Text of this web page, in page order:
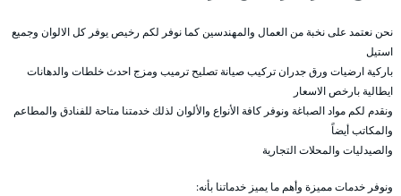
نحن نعتمد على نخبة من العمال والمهندسين كما نوفر لكم رخيص يوفر كل الالوان وجميع
استيل
باركية ارضيات ورق جدران تركيب صيانة تصليح ترميب ومزج احدث خلطات والدهانات
ايطالية بارخص الاسعار
ونقدم لكم مواد الصباغة ونوفر كافة الأنواع والألوان لذلك خدمتنا متاحة للفنادق والمطاعم
والمكاتب أيضاً
والصيدليات والمحلات التجارية
ونوفر خدمات مميزة وأهم ما يميز خدماتنا بأنه: